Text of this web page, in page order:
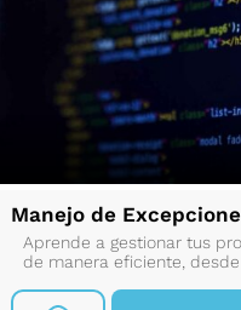
Manejo de
Aprende a gestionar tus
de manera eficiente, desde